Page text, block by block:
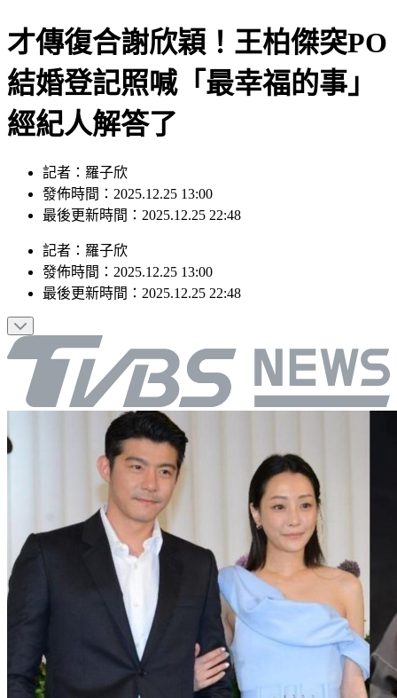
才傳復合謝欣穎！王柏傑突PO
結婚登記照喊「最幸福的事」
經紀人解答了
記者：羅子欣
發佈時間：2025.12.25 13:00
最後更新時間：2025.12.25 22:48
記者 ： 羅子欣
發佈時間： 2025.12.25 13:00
最後更新時間： 2025.12.25 22:48